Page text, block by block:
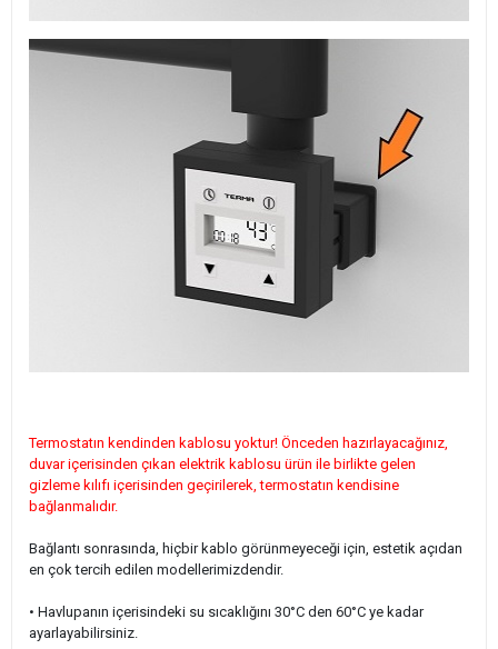
Termostatın kendinden kablosu yoktur! Önceden hazırlayacağınız,
duvar içerisinden çıkan elektrik kablosu ürün ile birlikte gelen
gizleme kılıfı içerisinden geçirilerek, termostatın kendisine
bağlanmalıdır.
Bağlantı sonrasında, hiçbir kablo görünmeyeceği için, estetik açıdan
en çok tercih edilen modellerimizdendir.
• Havlupanın içerisindeki su sıcaklığını 30°C den 60°C ye kadar
ayarlayabilirsiniz.